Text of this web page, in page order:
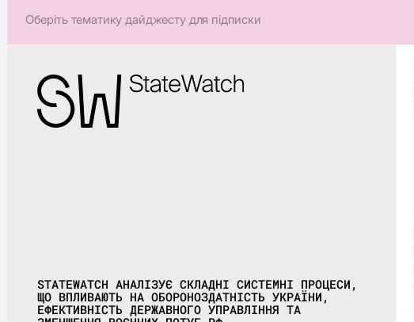
Оберіть тематику дайджесту для підписки
STATEWATCH АНАЛІЗУЄ СКЛАДНІ СИСТЕМНІ ПРОЦЕСИ,
ЩО ВПЛИВАЮТЬ НА ОБОРОНОЗДАТНІСТЬ УКРАЇНИ,
ЕФЕКТИВНІСТЬ ДЕРЖАВНОГО УПРАВЛІННЯ ТА